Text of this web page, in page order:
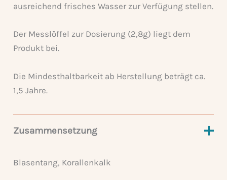
ausreichend frisches Wasser zur Verfügung stellen.
Der Messlöffel zur Dosierung (2,8g) liegt dem
Produkt bei.
Die Mindesthaltbarkeit ab Herstellung beträgt ca.
1,5 Jahre.
Zusammensetzung
Blasentang, Korallenkalk